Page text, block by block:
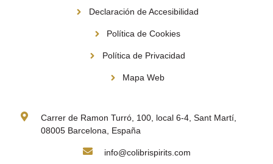
Declaración de Accesibilidad
Política de Cookies
Política de Privacidad
Mapa Web
Carrer de Ramon Turró, 100, local 6-4, Sant Martí,
08005 Barcelona, España
info@colibrispirits.com